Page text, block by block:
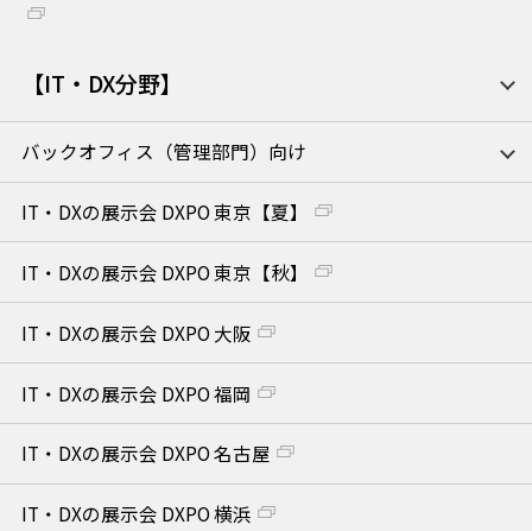
【IT・DX分野】
バックオフィス（管理部門）向け
IT・DXの展示会 DXPO 東京【夏】
IT・DXの展示会 DXPO 東京【秋】
IT・DXの展示会 DXPO 大阪
IT・DXの展示会 DXPO 福岡
IT・DXの展示会 DXPO 名古屋
IT・DXの展示会 DXPO 横浜